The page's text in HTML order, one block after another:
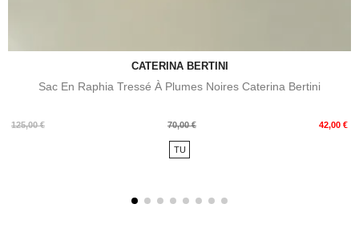
CATERINA BERTINI
Sac En Raphia Tressé À Plumes Noires Caterina Bertini
125,00 €
Prix
70,00 € 42,00 €
Prix
TU